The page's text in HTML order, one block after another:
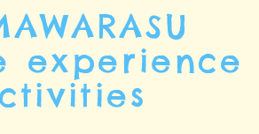
experience